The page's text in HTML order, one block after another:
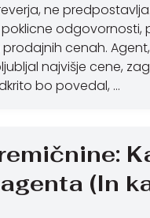
ne
cenah.
najvišje cene,
bo povedal, …
(In